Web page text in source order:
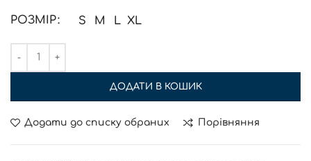
РОЗМІР S M L XL
ДОДАТИ В КОШИК
Додати до списку обраних Порівняння